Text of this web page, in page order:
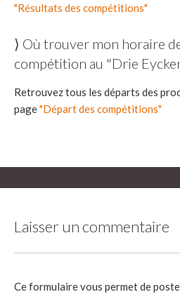
"Résultats des compétitions"
⟩ Où trouver mon horaire
compétition au "Drie
Retrouvez tous les départs des
page"Départ des compétitions"
Laisser un commentaire
Ce formulaire vous permet de